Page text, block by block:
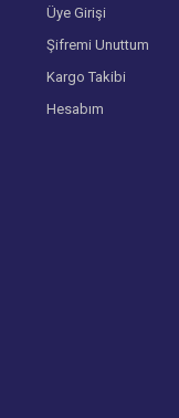
Üye Girişi
Şifremi Unuttum
Kargo Takibi
Hesabım